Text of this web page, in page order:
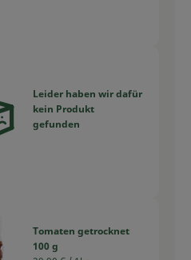
Leider haben wir dafür
kein Produkt
gefunden
Tomaten getrocknet
100 g